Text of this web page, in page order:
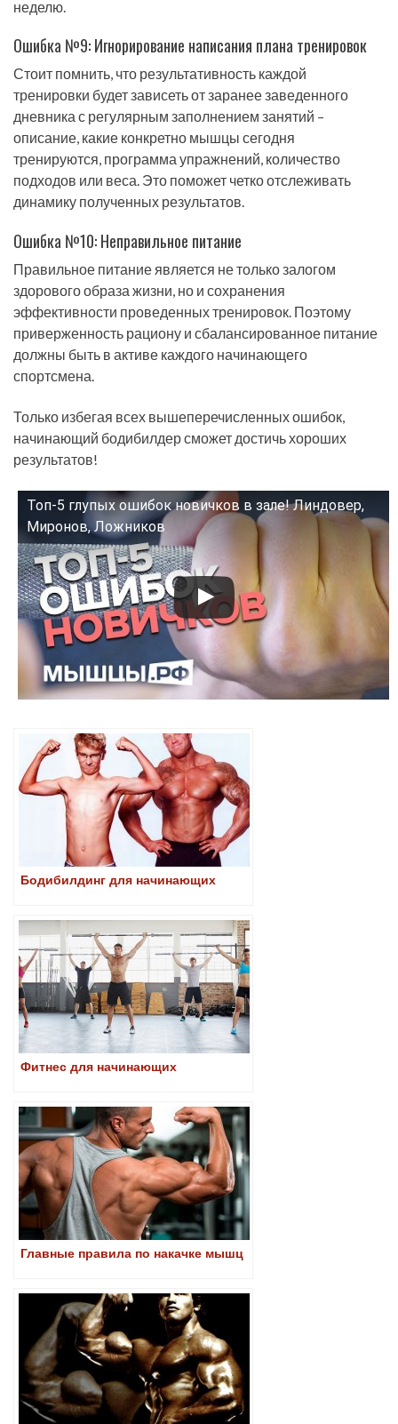
неделю.
Ошибка №9: Игнорирование написания плана тренировок
Стоит помнить, что результативность каждой
тренировки будет зависеть от заранее заведенного
дневника с регулярным заполнением занятий –
описание, какие конкретно мышцы сегодня
тренируются, программа упражнений, количество
подходов или веса. Это поможет четко отслеживать
динамику полученных результатов.
Ошибка №10: Неправильное питание
Правильное питание является не только залогом
здорового образа жизни, но и сохранения
эффективности проведенных тренировок. Поэтому
приверженность рациону и сбалансированное питание
должны быть в активе каждого начинающего
спортсмена.
Только избегая всех вышеперечисленных ошибок,
начинающий бодибилдер сможет достичь хороших
результатов!
Топ-5 глупых ошибок новичков в зале! Линдовер,
Миронов, Ложников
Смотрите это видео на YouTube
Бодибилдинг для начинающих
Фитнес для начинающих
Главные правила по накачке мышц